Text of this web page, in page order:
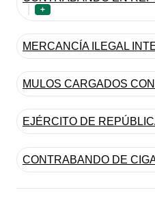
+
MERCANCÍA ILEGAL
MULOS CARGADOS
EJÉRCITO DE
CONTRABANDO DE